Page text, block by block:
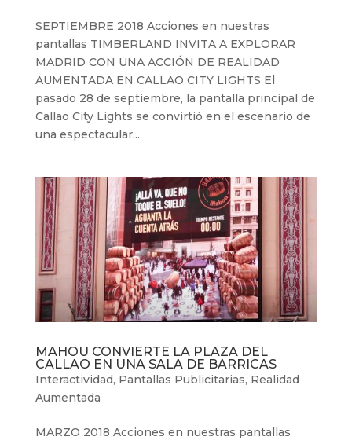
SEPTIEMBRE 2018 Acciones en nuestras
pantallas TIMBERLAND INVITA A EXPLORAR
MADRID CON UNA ACCIÓN DE REALIDAD
AUMENTADA EN CALLAO CITY LIGHTS El
pasado 28 de septiembre, la pantalla principal de
Callao City Lights se convirtió en el escenario de
una espectacular...
MAHOU CONVIERTE LA PLAZA DEL
CALLAO EN UNA SALA DE BARRICAS
Interactividad, Pantallas Publicitarias, Realidad
Aumentada
MARZO 2018 Acciones en nuestras pantallas